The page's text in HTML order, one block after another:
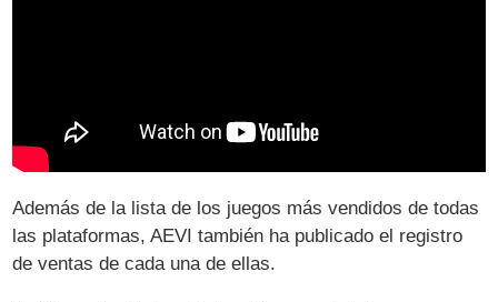
Además de la lista de los juegos más vendidos de todas
las plataformas, AEVI también ha publicado el registro
de ventas de cada una de ellas.